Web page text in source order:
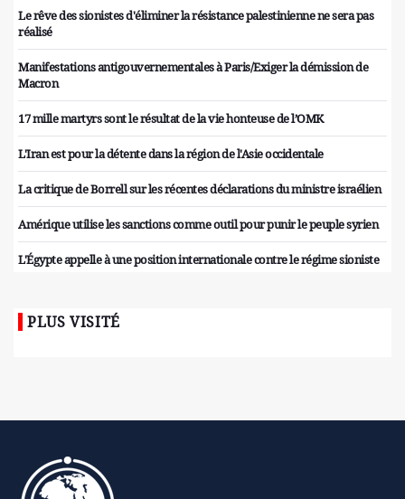
Le rêve des sionistes d'éliminer la résistance palestinienne ne sera pas
réalisé
Manifestations antigouvernementales à Paris/Exiger la démission de
Macron
17 mille martyrs sont le résultat de la vie honteuse de l’OMK
L'Iran est pour la détente dans la région de l'Asie occidentale
La critique de Borrell sur les récentes déclarations du ministre israélien
Amérique utilise les sanctions comme outil pour punir le peuple syrien
L'Égypte appelle à une position internationale contre le régime sioniste
PLUS VISITÉ